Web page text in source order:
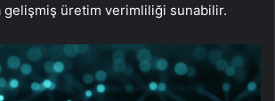
gelişmiş üretim verimliliği sunabilir.